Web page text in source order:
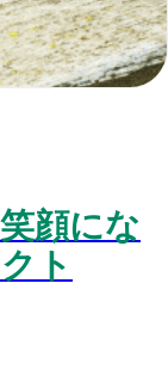
顔にな
ト